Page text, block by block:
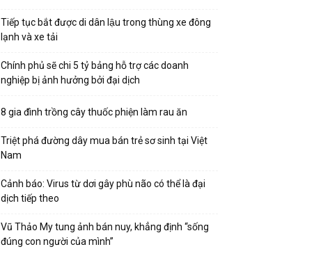
Tiếp tục bắt được di dân lậu trong thùng xe đông
lạnh và xe tải
Chính phủ sẽ chi 5 tỷ bảng hỗ trợ các doanh
nghiệp bị ảnh hưởng bởi đại dịch
8 gia đình trồng cây thuốc phiện làm rau ăn
Triệt phá đường dây mua bán trẻ sơ sinh tại Việt
Nam
Cảnh báo: Virus từ dơi gây phù não có thể là đại
dịch tiếp theo
Vũ Thảo My tung ảnh bán nuy, khẳng định “sống
đúng con người của mình”